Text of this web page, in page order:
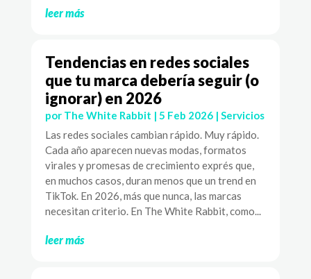
leer más
Tendencias en redes sociales
que tu marca debería seguir (o
ignorar) en 2026
por The White Rabbit | 5 Feb 2026| Servicios
Las redes sociales cambian rápido. Muy rápido.
Cada año aparecen nuevas modas, formatos
virales y promesas de crecimiento exprés que,
en muchos casos, duran menos que un trend en
TikTok. En 2026, más que nunca, las marcas
necesitan criterio. En The White Rabbit, como...
leer más